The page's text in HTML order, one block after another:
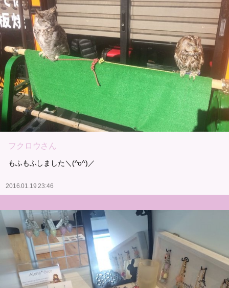
フクロウさん
もふもふしました＼(^o^)／
2016.01.19 23:46